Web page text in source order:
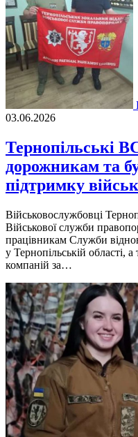
03.06.2026
Тернопільські
дорожникам та
підтримку
Військовослужбовці
Військової служби
працівникам Служби
у Тернопільській області,
компаній за…